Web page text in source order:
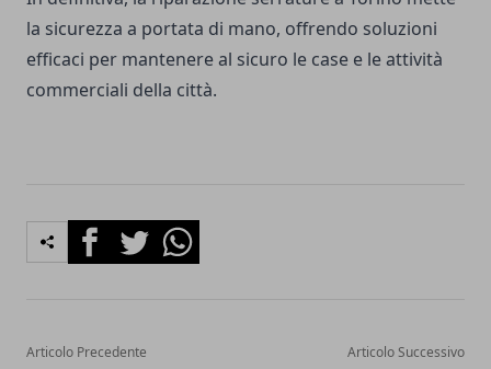
la sicurezza a portata di mano, offrendo soluzioni
efficaci per mantenere al sicuro le case e le attività
commerciali della città.
FacebookTwitterWhatsapp
Articolo Precedente Articolo Successivo